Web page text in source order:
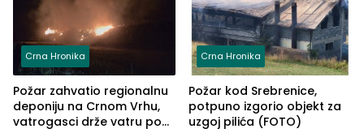
Crna Hronika
Požar zahvatio regionalnu
deponiju na Crnom Vrhu,
vatrogasci drže vatru pod
Crna Hronika
Požar kod Srebrenice,
potpuno izgorio objekt za
uzgoj pilića (FOTO)